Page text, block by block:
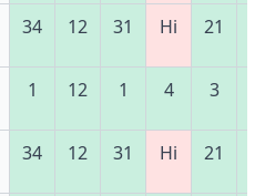
34 12 31 Ні 21
1 12 1 4 3
34 12 31 Ні 21